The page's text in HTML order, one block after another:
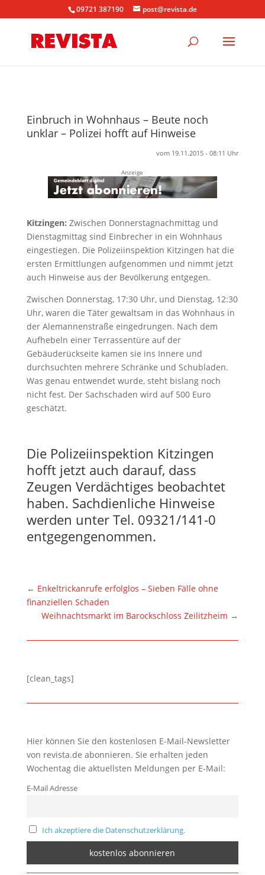
09721 387190 post@revista.de
Einbruch in Wohnhaus – Beute noch
unklar – Polizei hofft auf Hinweise
vom 19.11.2015 - 08:11 Uhr
Anzeige
Kitzingen: Zwischen Donnerstagnachmittag und
Dienstagmittag sind Einbrecher in ein Wohnhaus
eingestiegen. Die Polizeiinspektion Kitzingen hat die
ersten Ermittlungen aufgenommen und nimmt jetzt
auch Hinweise aus der Bevölkerung entgegen.
Zwischen Donnerstag, 17:30 Uhr, und Dienstag, 12:30
Uhr, waren die Täter gewaltsam in das Wohnhaus in
der Alemannenstraße eingedrungen. Nach dem
Aufhebeln einer Terrassentüre auf der
Gebäuderückseite kamen sie ins Innere und
durchsuchten mehrere Schränke und Schubladen.
Was genau entwendet wurde, steht bislang noch
nicht fest. Der Sachschaden wird auf 500 Euro
geschätzt.
Die Polizeiinspektion Kitzingen
hofft jetzt auch darauf, dass
Zeugen Verdächtiges beobachtet
haben. Sachdienliche Hinweise
werden unter Tel. 09321/141-0
entgegengenommen.
← Enkeltrickanrufe erfolglos – Sieben Fälle ohne
finanziellen Schaden
Weihnachtsmarkt im Barockschloss Zeilitzheim →
[clean_tags]
Hier können Sie den kostenlosen E-Mail-Newsletter
von revista.de abonnieren. Sie erhalten jeden
Wochentag die aktuellsten Meldungen per E-Mail:
E-Mail Adresse
Ich akzeptiere die Datenschutzerklärung.